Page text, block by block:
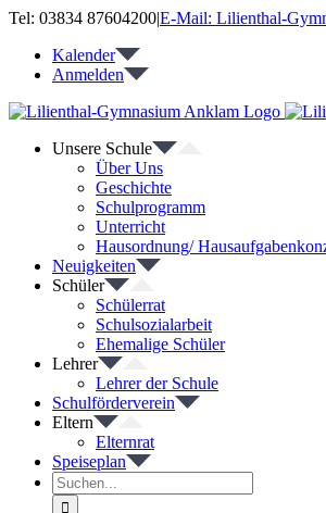
Zum
springen
Tel: 03834 87604200|E-Mail: Lilienthal-
Kalender
Anmelden
Unsere Schule
Über Uns
Geschichte
Schulprogramm
Unterricht
Hausordnung/
Neuigkeiten
Schüler
Schülerrat
Schulsozialarbeit
Ehemalige Schüler
Lehrer
Lehrer der Schule
Schulförderverein
Eltern
Elternrat
Speiseplan
Suche
nach: